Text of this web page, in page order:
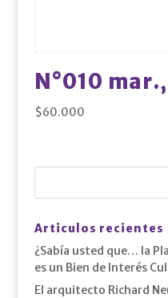
N°010
$60.000
Articulos recientes
¿Sabía usted que… la
es un Bien de Interés
El arquitecto Richard